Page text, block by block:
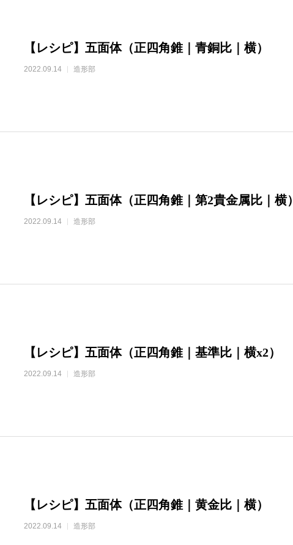
【レシピ】五面体（正四角錐｜青銅比｜横）
2022.09.14 造形部
【レシピ】五面体（正四角錐｜第2貴金属比｜横）
2022.09.14 造形部
【レシピ】五面体（正四角錐｜基準比｜横x2）
2022.09.14 造形部
【レシピ】五面体（正四角錐｜黄金比｜横）
2022.09.14 造形部